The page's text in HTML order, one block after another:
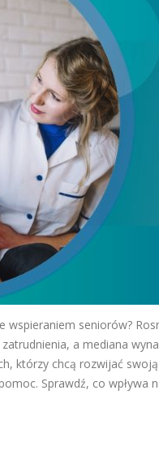
wspieraniem seniorów?
a mediana
którzy chcą rozwijać
Sprawdź, co wpływa